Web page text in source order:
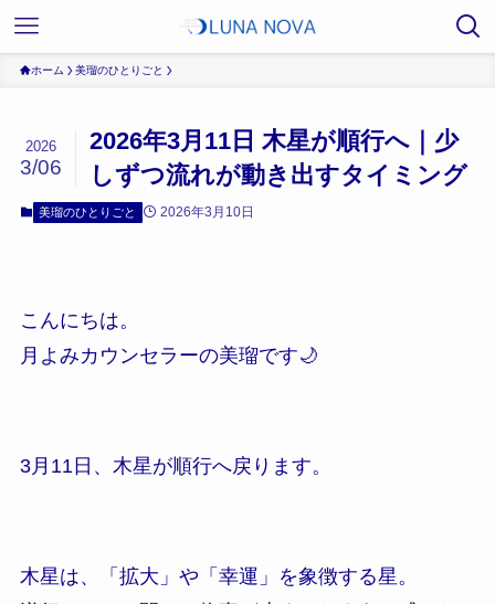
ホーム 美瑠のひとりごと
2026年3月11日 木星が順行へ｜少
しずつ流れが動き出すタイミング
2026
3/06
美瑠のひとりごと 2026年3月10日
こんにちは。
月よみカウンセラーの美瑠です🌙
3月11日、木星が順行へ戻ります。
木星は、「拡大」や「幸運」を象徴する星。